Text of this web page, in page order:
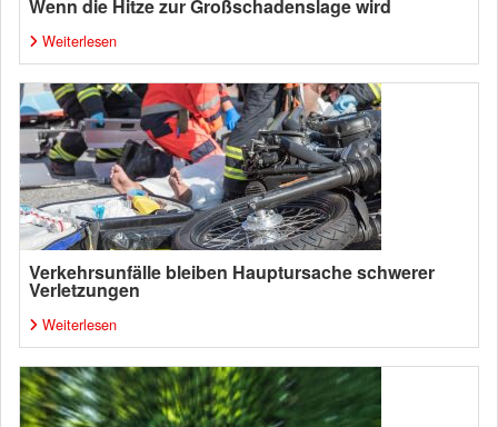
Wenn die Hitze zur Großschadenslage wird
Weiterlesen
Verkehrsunfälle bleiben Hauptursache schwerer
Verletzungen
Weiterlesen